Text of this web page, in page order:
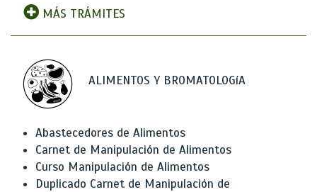
MÁS TRÁMITES
ALIMENTOS Y BROMATOLOGíA
Abastecedores de Alimentos
Carnet de Manipulación de Alimentos
Curso Manipulación de Alimentos
Duplicado Carnet de Manipulación de